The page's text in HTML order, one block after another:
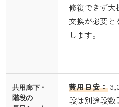
修復できず大
交換が必要と
します。
共用廊下・
階段の
費用目安：
段は別途段数